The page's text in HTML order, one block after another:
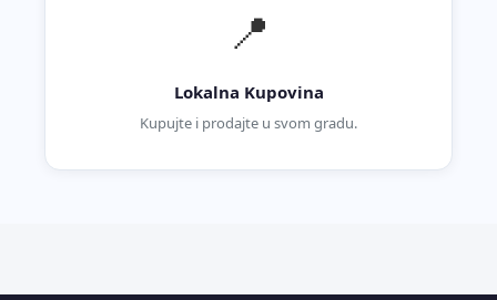
📍
Lokalna Kupovina
Kupujte i prodajte u svom gradu.